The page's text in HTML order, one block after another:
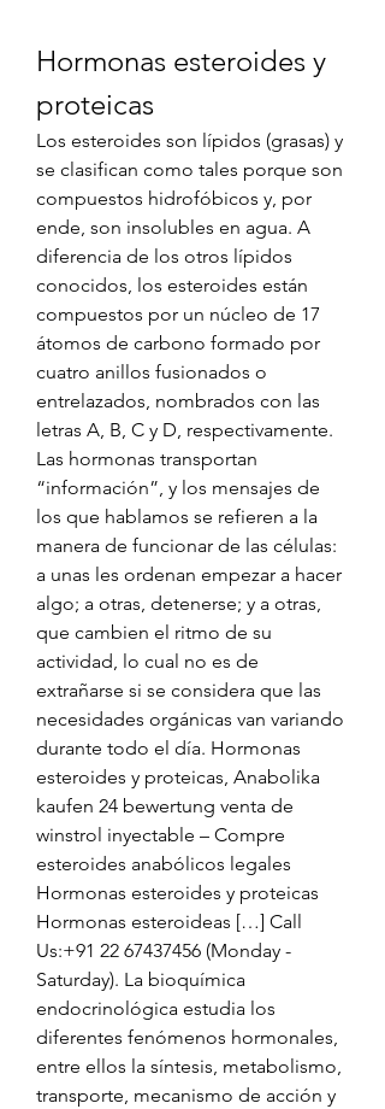
Hormonas esteroides y
proteicas
Los esteroides son lípidos (grasas) y
se clasifican como tales porque son
compuestos hidrofóbicos y, por
ende, son insolubles en agua. A
diferencia de los otros lípidos
conocidos, los esteroides están
compuestos por un núcleo de 17
átomos de carbono formado por
cuatro anillos fusionados o
entrelazados, nombrados con las
letras A, B, C y D, respectivamente.
Las hormonas transportan
“información”, y los mensajes de
los que hablamos se refieren a la
manera de funcionar de las células:
a unas les ordenan empezar a hacer
algo; a otras, detenerse; y a otras,
que cambien el ritmo de su
actividad, lo cual no es de
extrañarse si se considera que las
necesidades orgánicas van variando
durante todo el día. Hormonas
esteroides y proteicas, Anabolika
kaufen 24 bewertung venta de
winstrol inyectable – Compre
esteroides anabólicos legales
Hormonas esteroides y proteicas
Hormonas esteroideas […] Call
Us:+91 22 67437456 (Monday -
Saturday). La bioquímica
endocrinológica estudia los
diferentes fenómenos hormonales,
entre ellos la síntesis, metabolismo,
transporte, mecanismo de acción y